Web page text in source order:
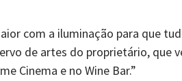
com a iluminação para que
de artes do proprietário, que
Cinema e no Wine Bar.”